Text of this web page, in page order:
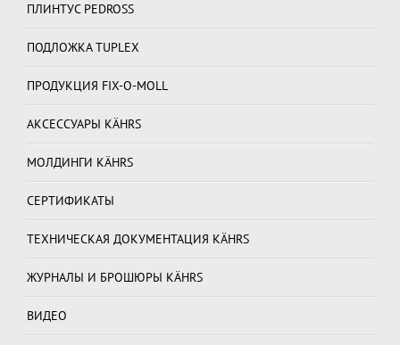
ПЛИНТУС PEDROSS
ПОДЛОЖКА TUPLEX
ПРОДУКЦИЯ FIX-O-MOLL
АКСЕССУАРЫ KÄHRS
МОЛДИНГИ KÄHRS
СЕРТИФИКАТЫ
ТЕХНИЧЕСКАЯ ДОКУМЕНТАЦИЯ KÄHRS
ЖУРНАЛЫ И БРОШЮРЫ KÄHRS
ВИДЕО